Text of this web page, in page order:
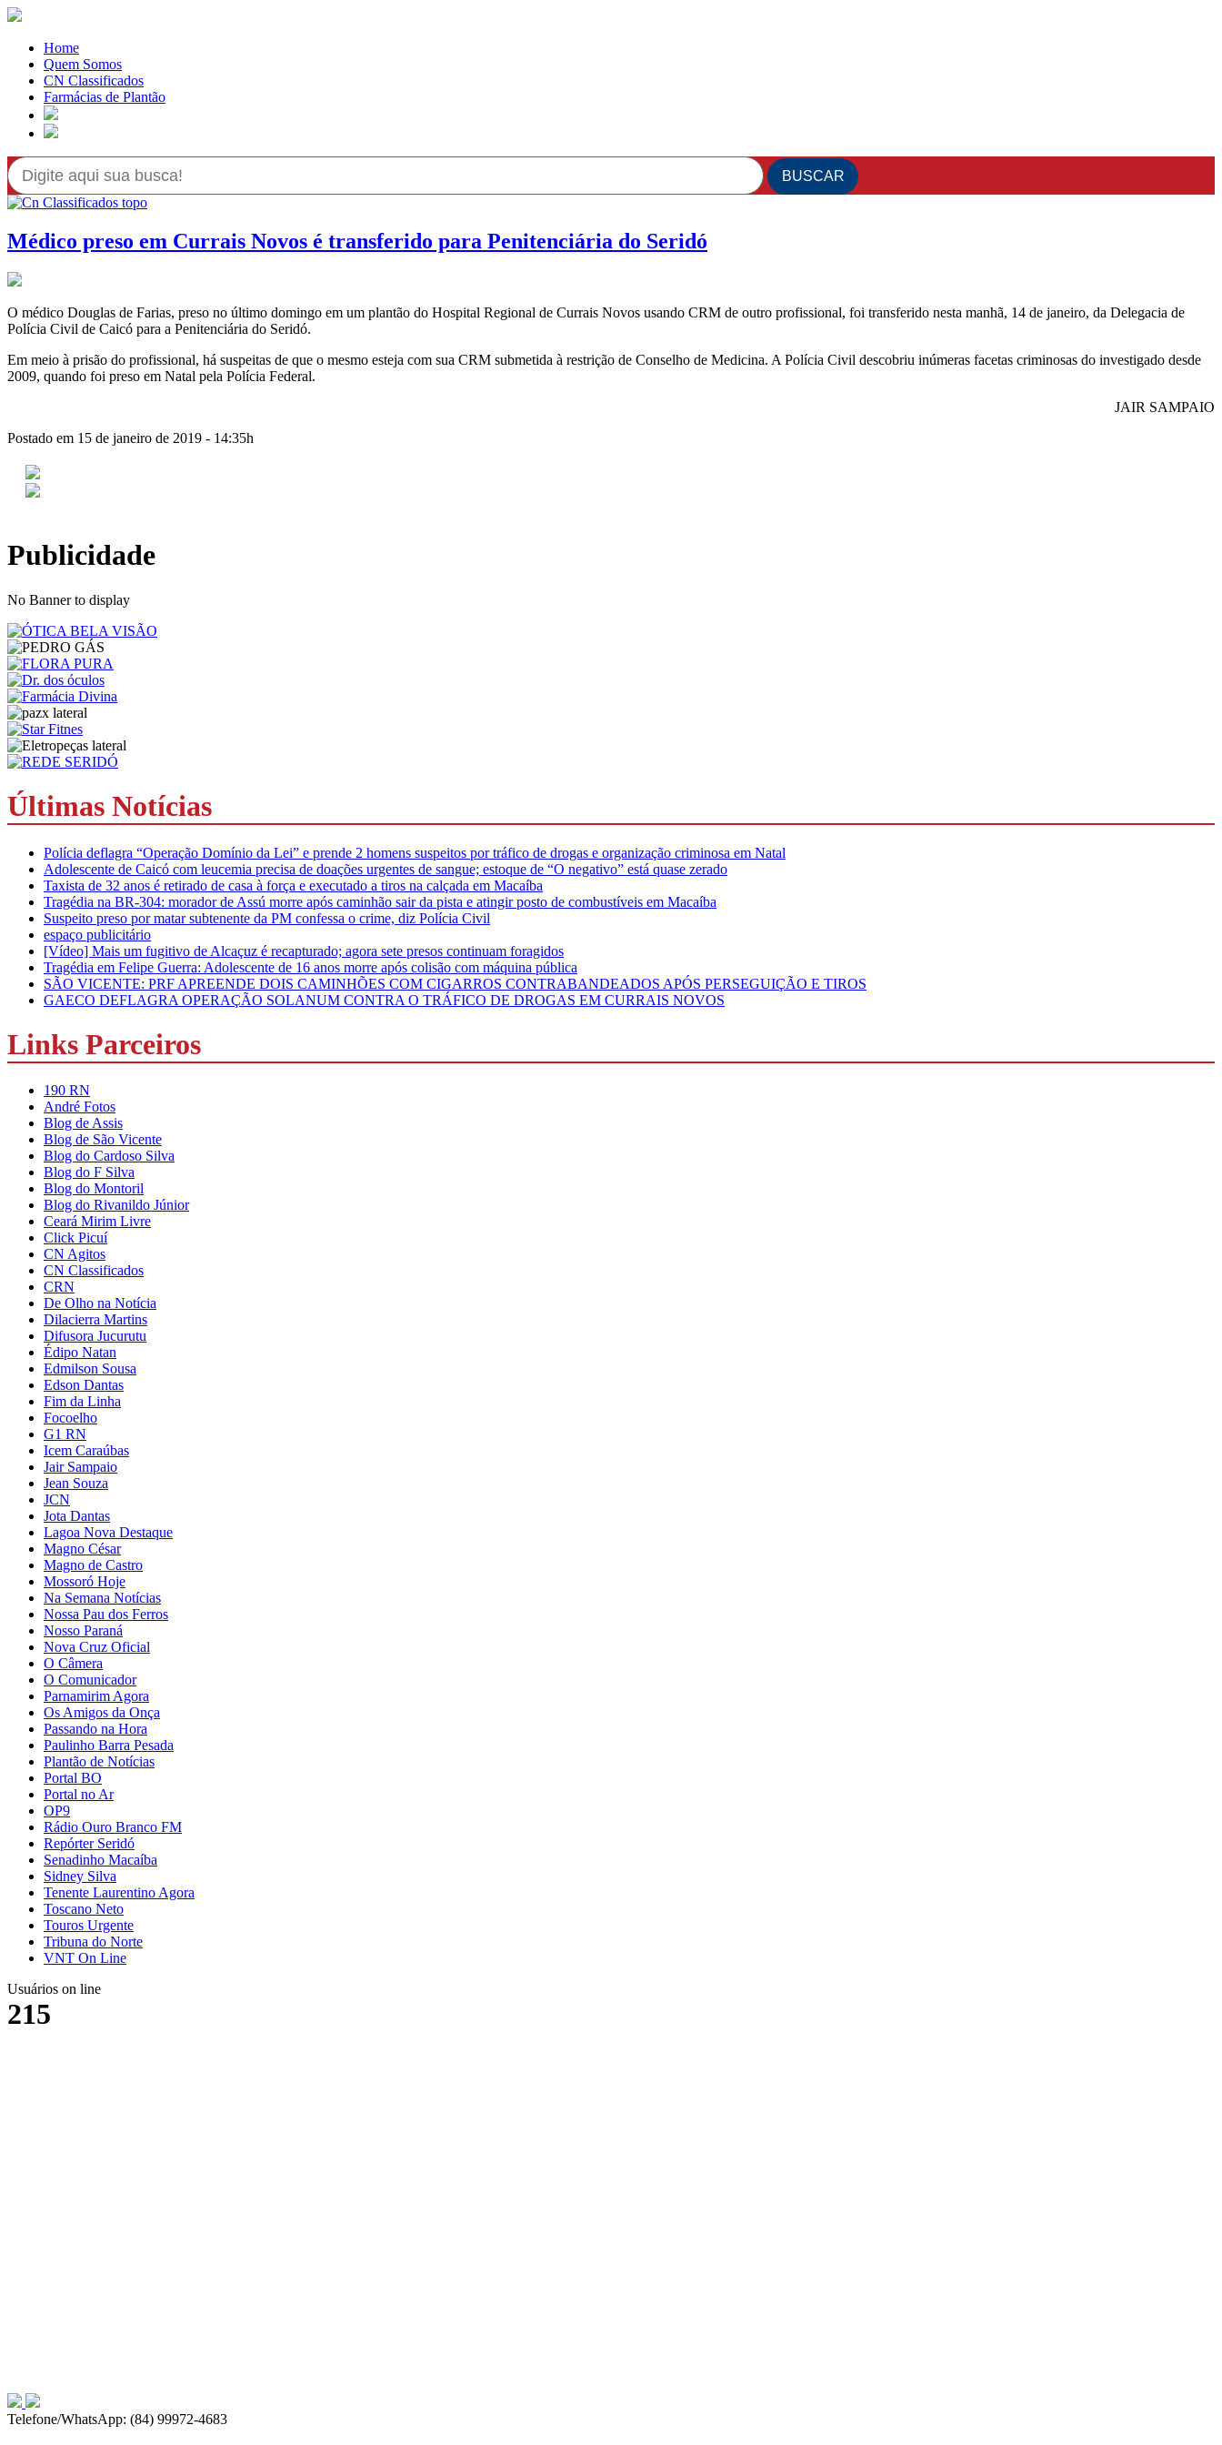
Home
Quem Somos
CN Classificados
Farmácias de Plantão
Médico preso em Currais Novos é transferido para Penitenciária do Seridó
O médico Douglas de Farias, preso no último domingo em um plantão do Hospital Regional de Currais Novos usando CRM de outro profissional, foi transferido nesta manhã, 14 de janeiro, da Delegacia de
Polícia Civil de Caicó para a Penitenciária do Seridó.
Em meio à prisão do profissional, há suspeitas de que o mesmo esteja com sua CRM submetida à restrição de Conselho de Medicina. A Polícia Civil descobriu inúmeras facetas criminosas do investigado desde
2009, quando foi preso em Natal pela Polícia Federal.
JAIR SAMPAIO
Postado em 15 de janeiro de 2019 - 14:35h
Publicidade
No Banner to display
Últimas Notícias
Polícia deflagra “Operação Domínio da Lei” e prende 2 homens suspeitos por tráfico de drogas e organização criminosa em Natal
Adolescente de Caicó com leucemia precisa de doações urgentes de sangue; estoque de “O negativo” está quase zerado
Taxista de 32 anos é retirado de casa à força e executado a tiros na calçada em Macaíba
Tragédia na BR-304: morador de Assú morre após caminhão sair da pista e atingir posto de combustíveis em Macaíba
Suspeito preso por matar subtenente da PM confessa o crime, diz Polícia Civil
espaço publicitário
[Vídeo] Mais um fugitivo de Alcaçuz é recapturado; agora sete presos continuam foragidos
Tragédia em Felipe Guerra: Adolescente de 16 anos morre após colisão com máquina pública
SÃO VICENTE: PRF APREENDE DOIS CAMINHÕES COM CIGARROS CONTRABANDEADOS APÓS PERSEGUIÇÃO E TIROS
GAECO DEFLAGRA OPERAÇÃO SOLANUM CONTRA O TRÁFICO DE DROGAS EM CURRAIS NOVOS
Links Parceiros
190 RN
André Fotos
Blog de Assis
Blog de São Vicente
Blog do Cardoso Silva
Blog do F Silva
Blog do Montoril
Blog do Rivanildo Júnior
Ceará Mirim Livre
Click Picuí
CN Agitos
CN Classificados
CRN
De Olho na Notícia
Dilacierra Martins
Difusora Jucurutu
Édipo Natan
Edmilson Sousa
Edson Dantas
Fim da Linha
Focoelho
G1 RN
Icem Caraúbas
Jair Sampaio
Jean Souza
JCN
Jota Dantas
Lagoa Nova Destaque
Magno César
Magno de Castro
Mossoró Hoje
Na Semana Notícias
Nossa Pau dos Ferros
Nosso Paraná
Nova Cruz Oficial
O Câmera
O Comunicador
Parnamirim Agora
Os Amigos da Onça
Passando na Hora
Paulinho Barra Pesada
Plantão de Notícias
Portal BO
Portal no Ar
OP9
Rádio Ouro Branco FM
Repórter Seridó
Senadinho Macaíba
Sidney Silva
Tenente Laurentino Agora
Toscano Neto
Touros Urgente
Tribuna do Norte
VNT On Line
Usuários on line
215
Telefone/WhatsApp: (84) 99972-4683